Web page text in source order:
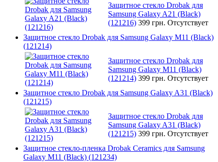
Защитное стекло Drobak для
Samsung Galaxy A21 (Black)
(121216) 399 грн. Отсутствует
Защитное стекло Drobak для Samsung Galaxy M11 (Black)
(121214)
Защитное стекло Drobak для
Samsung Galaxy M11 (Black)
(121214) 399 грн. Отсутствует
Защитное стекло Drobak для Samsung Galaxy A31 (Black)
(121215)
Защитное стекло Drobak для
Samsung Galaxy A31 (Black)
(121215) 399 грн. Отсутствует
Защитное стекло-пленка Drobak Ceramics для Samsung
Galaxy M11 (Black) (121234)